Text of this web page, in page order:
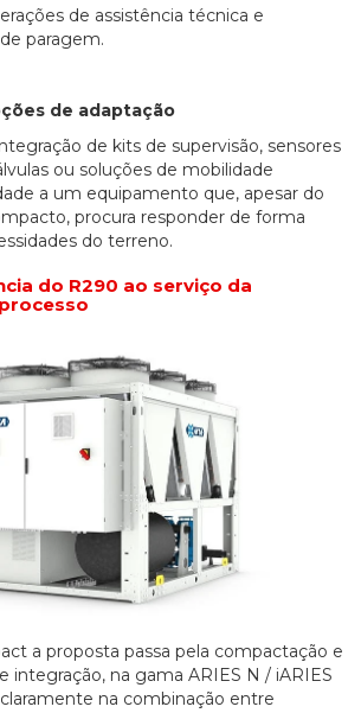
de assistência técnica e
paragem.
de adaptação
de kits de supervisão, sensores
ou soluções de mobilidade
a um equipamento que, apesar do
procura responder de forma
do terreno.
do R290 ao serviço da
a proposta passa pela compactação e
integração, na gama ARIES N / iARIES
na combinação entre